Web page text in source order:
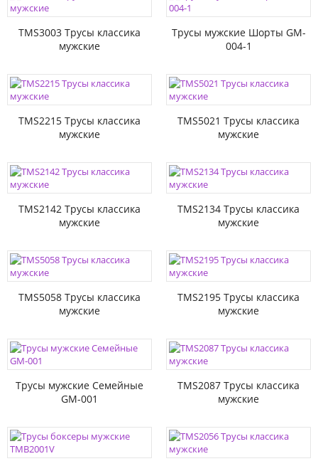
TMS3003 Трусы классика
мужские
Трусы мужские Шорты GM-
004-1
TMS2215 Трусы классика
мужские
TMS5021 Трусы классика
мужские
TMS2142 Трусы классика
мужские
TMS2134 Трусы классика
мужские
TMS5058 Трусы классика
мужские
TMS2195 Трусы классика
мужские
Трусы мужские Семейные
GM-001
TMS2087 Трусы классика
мужские